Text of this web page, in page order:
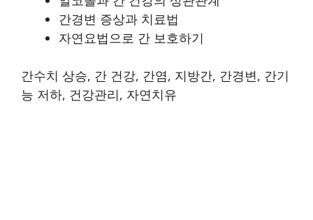
간경변 증상과 치료법
자연요법으로 간 보호하기
간수치 상승, 간 건강, 간염, 지방간, 간경변, 간기
능 저하, 건강관리, 자연치유